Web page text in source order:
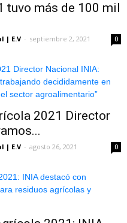
tuvo más de 100 mil
| E.V - septiembre 2, 2021 0
2021 Director
| E.V - agosto 26, 2021 0